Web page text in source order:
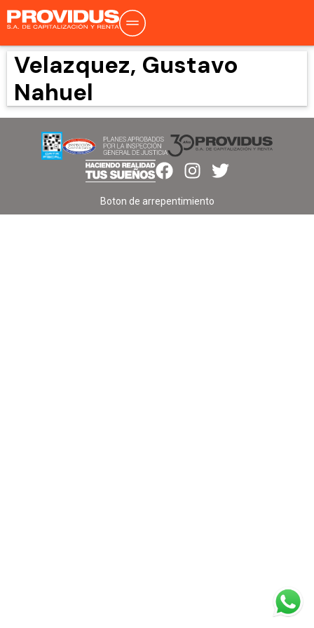
Velazquez, Gustavo
Nahuel
Boton de arrepentimiento